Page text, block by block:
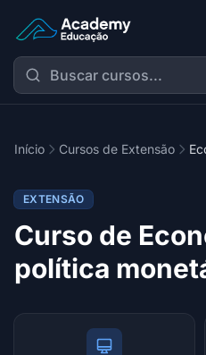
Academy Extensão
Início Cursos de Extensão
EXTENSÃO
Curso de
política